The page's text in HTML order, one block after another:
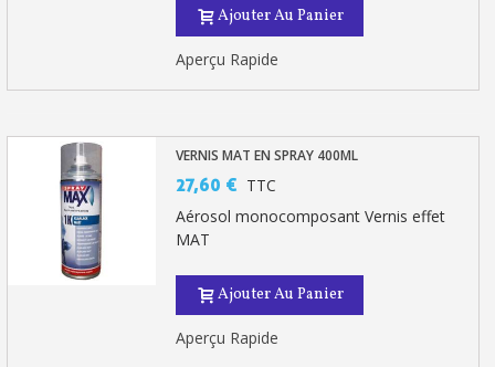
Ajouter Au Panier
Aperçu Rapide
VERNIS MAT EN SPRAY 400ML
27,60 € TTC
Aérosol monocomposant Vernis effet
MAT
Ajouter Au Panier
Aperçu Rapide